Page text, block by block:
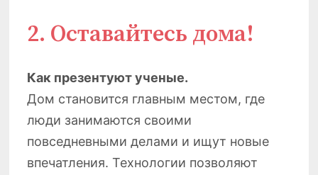
2. Оставайтесь дома!
Как презентуют ученые.
Дом становится главным местом, где
люди занимаются своими
повседневными делами и ищут новые
впечатления. Технологии позволяют